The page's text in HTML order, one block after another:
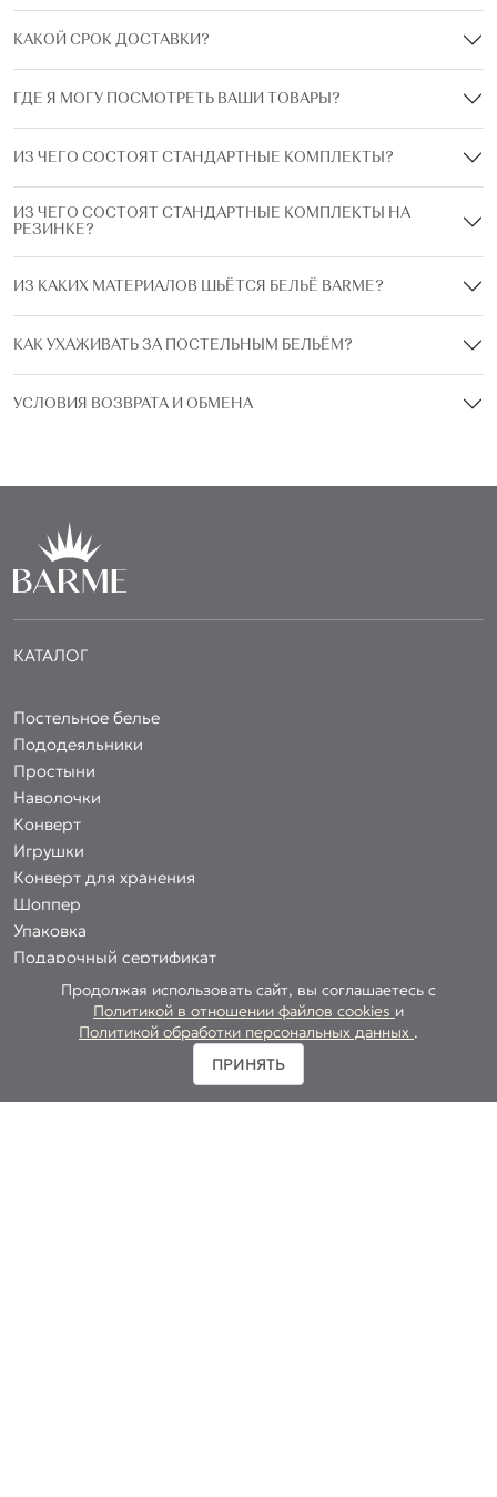
КАКОЙ СРОК ДОСТАВКИ?
ГДЕ Я МОГУ ПОСМОТРЕТЬ ВАШИ ТОВАРЫ?
ИЗ ЧЕГО СОСТОЯТ СТАНДАРТНЫЕ КОМПЛЕКТЫ?
ИЗ ЧЕГО СОСТОЯТ СТАНДАРТНЫЕ КОМПЛЕКТЫ НА
РЕЗИНКЕ?
ИЗ КАКИХ МАТЕРИАЛОВ ШЬЁТСЯ БЕЛЬЁ BARME?
КАК УХАЖИВАТЬ ЗА ПОСТЕЛЬНЫМ БЕЛЬЁМ?
УСЛОВИЯ ВОЗВРАТА И ОБМЕНА
КАТАЛОГ
Постельное белье
Пододеяльники
Простыни
Наволочки
Конверт
Игрушки
Конверт для хранения
Шоппер
Упаковка
Подарочный сертификат
О БРЕНДЕ
Продолжая использовать сайт, вы соглашаетесь с
Политикой в отношении файлов cookies и
Политикой обработки персональных данных .
ПРИНЯТЬ